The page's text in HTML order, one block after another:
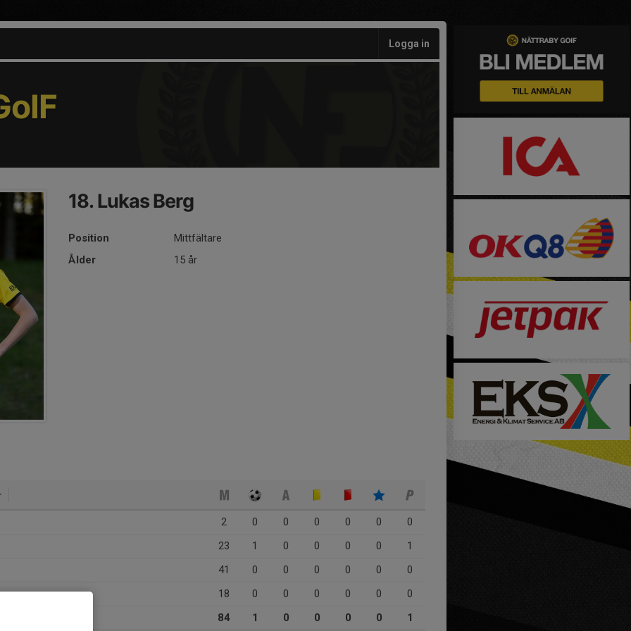
Logga in
18. Lukas Berg
Position
Mittfältare
Ålder
15 år
2 0 0 0 0 0
0
23 1 0 0 0 0
1
41 0 0 0 0 0
0
18 0 0 0 0 0
0
84 1 0 0 0 0 1